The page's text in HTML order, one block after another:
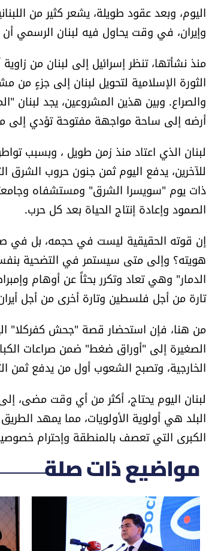
​اليوم، وبعد عقود طويلة، يشعر كثير من
وإيران، في وقت يحاول فيه لبنان الرسمي
​منذ نشأتها، تنظر إسرائيل إلى لبنان من
الثورة الإسلامية لتحويل لبنان إلى جزءٍ من
والصراع. وبين هذين المشروعين، يجد
أرضه إلى ساحة مواجهة مفتوحة تؤدي إلى
​لبنان الذي اعتاد منذ زمن طويل ،
للآخرين، يدفع اليوم ثمن جنون حروب الشرق
ذات يوم "سويسرا الشرق" ومستشفاه وجامعته،
الصمود وإعادة إنتاج الحياة بعد كل حرب.
​إن قوته الحقيقية ليست في حجمه، بل
هويته؟ وإلى متى سيستمر في التضحية
الدمار" وهي تعاد وتكرر بحثاً عن أوهام
تارة من أجل فلسطين وتارة أخرى من أجل
​من هنا، فإن استحضار قصة "جحش كفركلا"
الصغيرة إلى "أوراق ضغط" ضمن صراعات
الخارجية، وتصبح الشعوب أول من يدفع ثمن
​لبنان اليوم يحتاج، أكثر من أي وقت مضى،
البلد هي أولوية الأولويات، مما يمهد
الكبرى التي تعصف بالمنطقة وإحترام
مواضيع ذات صلة